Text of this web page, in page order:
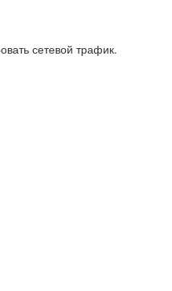
сетевой трафик.